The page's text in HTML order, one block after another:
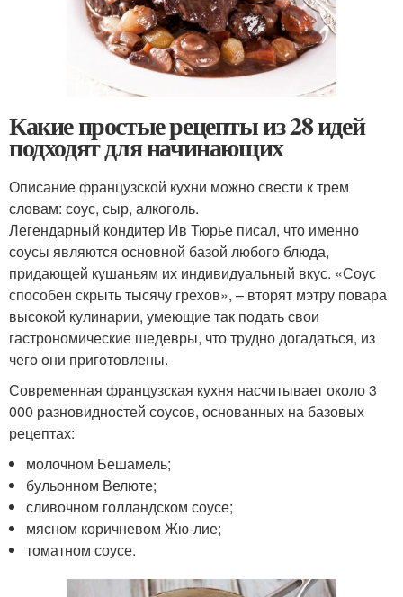
Какие простые рецепты из 28 идей
подходят для начинающих
Описание французской кухни можно свести к трем
словам: соус, сыр, алкоголь.
Легендарный кондитер Ив Тюрье писал, что именно
соусы являются основной базой любого блюда,
придающей кушаньям их индивидуальный вкус. «Соус
способен скрыть тысячу грехов», – вторят мэтру повара
высокой кулинарии, умеющие так подать свои
гастрономические шедевры, что трудно догадаться, из
чего они приготовлены.
Современная французская кухня насчитывает около 3
000 разновидностей соусов, основанных на базовых
рецептах:
молочном Бешамель;
бульонном Велюте;
сливочном голландском соусе;
мясном коричневом Жю-лие;
томатном соусе.